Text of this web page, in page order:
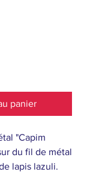
panier
"Capim
du fil de métal
lapis lazuli.